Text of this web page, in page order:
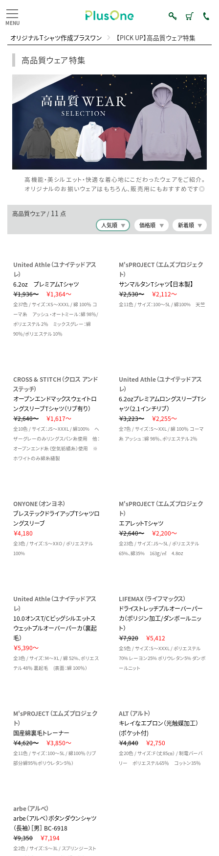
オリジナルTシャツ作成プラスワン 【PICK UP】高品質ウェア特集
高品質ウェア特集
高機能・美シルエット・快適な着心地にこだわったウェアをご紹介。
オリジナルのお揃いウェアはもちろん、販売用にもおすすめです◎
高品質ウェア / 11 点
人気順 価格順 新着順
United Athle（ユナイテッドアス
レ）
6.2oz プレミアムTシャツ
￥1,936～
￥1,364～
全37色 / サイズ：XS～XXXL / 綿 100％ コ
ーマ糸 アッシュ・オートミール：綿 98％/
ポリエステル 2％ ミックスグレー：綿
90％/ポリエステル 10％
M'sPROJECT（エムズプロジェク
ト）
サンマルタンTシャツ【日本製】
￥2,530～
￥2,112～
全11色 / サイズ：100～5L / 綿100% 天竺
CROSS & STITCH（クロス アンド
ステッチ）
オープンエンドマックスウェイトロ
ングスリーブTシャツ（リブ有り）
￥2,640～
￥1,617～
全10色 / サイズ：JS～XXXL / 綿100% ヘ
ザーグレーのみリングスパン糸使用 他：
オープンエンド糸（空気紡績糸）使用 ※
ホワイトのみ綿糸縫製
United Athle（ユナイテッドアス
レ）
6.2ozプレミアムロングスリーブTシ
ャツ（2.1インチリブ）
￥3,223～
￥2,255～
全7色 / サイズ：S～XXL / 綿 100％ コーマ
糸 アッシュ：綿 98％、ポリエステル 2％
ONYONE（オンヨネ）
ブレステックドライアップTシャツロ
ングスリーブ
￥4,180
全3色 / サイズ：S～XXO / ポリエステル
100%
M'sPROJECT（エムズプロジェク
ト）
エアレットTシャツ
￥2,640～
￥2,200～
全23色 / サイズ：JS～5L / ポリエステル
65%、綿35% 163g/㎡ 4.8oz
United Athle（ユナイテッドアス
レ）
10.0オンスT/Cビッグシルエットス
ウェットプルオーバーパーカ（裏起
毛）
￥5,390～
全3色 / サイズ：M～XL / 綿 52%、ポリエス
テル 48％ 裏起毛 (表面：綿 100％）
LIFEMAX（ライフマックス）
ドライストレッチプルオーバーパー
カ（ポリジン加工/ダンボールニッ
ト）
￥7,920
￥5,412
全5色 / サイズ：S～XXXL / ポリエステル
70% レーヨン25% ポリウレタン5% ダンボ
ールニット
M'sPROJECT（エムズプロジェク
ト）
国産綿裏毛トレーナー
￥4,620～
￥3,850～
全11色 / サイズ：100～5L / 綿100％（リブ
部分綿95％ポリウレタン5％）
ALT（アルト）
キレイなエプロン（光触媒加工）
(ポケット付)
￥4,840
￥2,750
全20色 / サイズ：F（丈85㎝） / 制電バーバ
リー ポリエステル65％ コットン35％
arbe（アルベ）
arbe（アルベ）ボタンダウンシャツ
（長袖）［男］ BC-6918
￥9,350
￥7,194
全2色 / サイズ：S～3L / スプリンジースト